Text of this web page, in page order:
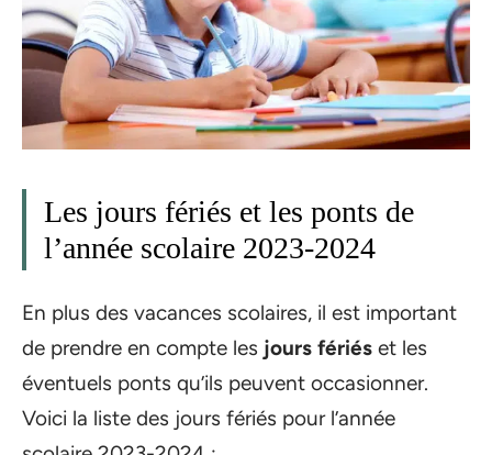
Les jours fériés et les ponts de
l’année scolaire 2023-2024
En plus des vacances scolaires, il est important
de prendre en compte les jours fériés et les
éventuels ponts qu’ils peuvent occasionner.
Voici la liste des jours fériés pour l’année